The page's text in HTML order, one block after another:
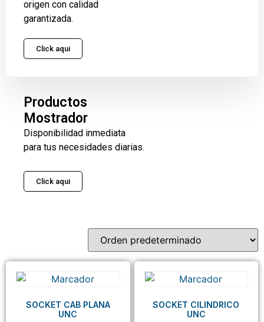
origen con calidad
garantizada.
Click aqui
Productos
Mostrador
Disponibilidad inmediata
para tus necesidades diarias.
Click aqui
SOCKET CAB PLANA
UNC
SOCKET CILINDRICO
UNC